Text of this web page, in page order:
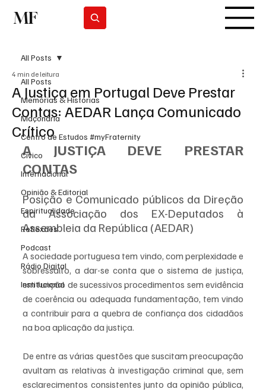
MF
All Posts
Memórias & Histórias
Maçonaria
Centro de Estudos #myFraternity
Cívico
Internacional
Opinião & Editorial
Espiritualidade
Reflexões
Podcast
Rádio Digital
Institucional
All Posts
A Justiça em Portugal Deve Prestar
Contas: AEDAR Lança Comunicado
Crítico
4 min de leitura
A JUSTIÇA DEVE PRESTAR
CONTAS
Posição e Comunicado públicos da Direção
da Associação dos EX-Deputados à
Assembleia da República (AEDAR)
A sociedade portuguesa tem vindo, com perplexidade e
sobressalto, a dar-se conta que o sistema de justiça,
em função de sucessivos procedimentos sem evidência
de coerência ou adequada fundamentação, tem vindo
a contribuir para a quebra de confiança dos cidadãos
na boa aplicação da justiça.
De entre as várias questões que suscitam preocupação
avultam as relativas à investigação criminal que, sem
esclarecimentos consistentes junto da opinião pública,